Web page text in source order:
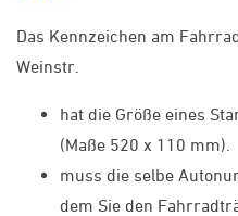
Das Kennzeichen am
Weinstr.
hat die Größe eines
(Maße 520 x 110 mm).
muss die selbe
dem Sie den